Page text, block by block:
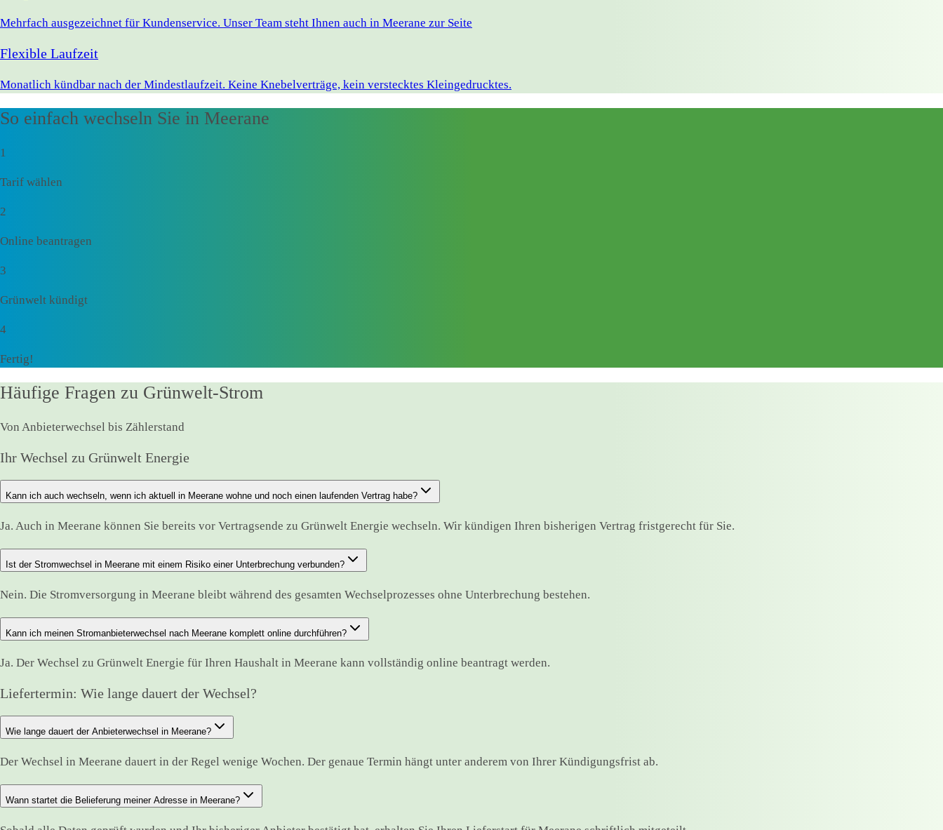
Mehrfach ausgezeichnet für Kundenservice. Unser Team steht Ihnen auch in Meerane zur Seite
Flexible Laufzeit
Monatlich kündbar nach der Mindestlaufzeit. Keine Knebelverträge, kein verstecktes Kleingedrucktes.
So einfach wechseln Sie in Meerane
1
Tarif wählen
2
Online beantragen
3
Grünwelt kündigt
4
Fertig!
Häufige Fragen zu Grünwelt-Strom
Von Anbieterwechsel bis Zählerstand
Ihr Wechsel zu Grünwelt Energie
Kann ich auch wechseln, wenn ich aktuell in Meerane wohne und noch einen laufenden Vertrag habe?
Ja. Auch in Meerane können Sie bereits vor Vertragsende zu Grünwelt Energie wechseln. Wir kündigen Ihren bisherigen Vertrag fristgerecht für Sie.
Ist der Stromwechsel in Meerane mit einem Risiko einer Unterbrechung verbunden?
Nein. Die Stromversorgung in Meerane bleibt während des gesamten Wechselprozesses ohne Unterbrechung bestehen.
Kann ich meinen Stromanbieterwechsel nach Meerane komplett online durchführen?
Ja. Der Wechsel zu Grünwelt Energie für Ihren Haushalt in Meerane kann vollständig online beantragt werden.
Liefertermin: Wie lange dauert der Wechsel?
Wie lange dauert der Anbieterwechsel in Meerane?
Der Wechsel in Meerane dauert in der Regel wenige Wochen. Der genaue Termin hängt unter anderem von Ihrer Kündigungsfrist ab.
Wann startet die Belieferung meiner Adresse in Meerane?